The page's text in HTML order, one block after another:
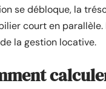
se débloque, la
court en
la gestion locative.